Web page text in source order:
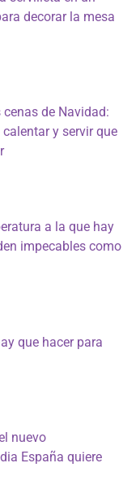
decorar la mesa
de Navidad:
y servir que
a la que hay
impecables como
que hacer para
nuevo
España quiere